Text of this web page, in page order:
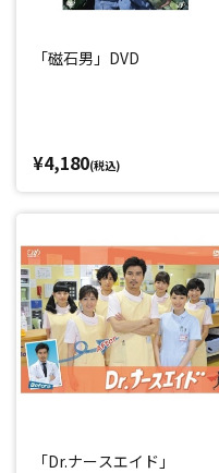
「磁石男」DVD
¥4,180(税込)
「Dr.ナースエイド」